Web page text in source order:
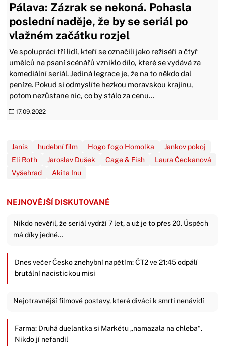
Pálava: Zázrak se nekoná. Pohasla
poslední naděje, že by se seriál po
vlažném začátku rozjel
Ve spolupráci tří lidí, kteří se označili jako režiséři a čtyř
umělců na psaní scénářů vzniklo dílo, které se vydává za
komediální seriál. Jediná legrace je, že na to někdo dal
peníze. Pokud si odmyslíte hezkou moravskou krajinu,
potom nezůstane nic, co by stálo za cenu...
17.09.2022
Janis hudební film Hogo fogo Homolka
Jankov pokoj
Eli Roth
Jaroslav Dušek Cage & Fish
Laura Čeckanová
Vyšehrad
Akita Inu
NEJNOVĚJŠÍ DISKUTOVANÉ
Nikdo nevěřil, že seriál vydrží 7 let, a už je to přes 20. Úspěch
má díky jedné…
Dnes večer Česko znehybní napětím: ČT2 ve 21:45 odpálí
brutální nacistickou misi
Nejotravnější filmové postavy, které diváci k smrti nenávidí
Farma: Druhá duelantka si Markétu „namazala na chleba“.
Nikdo jí nefandil